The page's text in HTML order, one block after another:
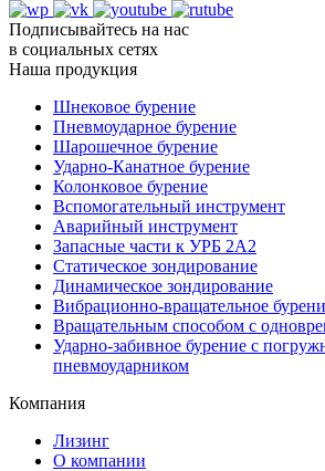
Подписывайтесь на нас
в социальных сетях
Наша продукция
Шнековое бурение
Пневмоударное бурение
Шарошечное бурение
Ударно-Канатное бурение
Колонковое бурение
Вспомогательный инструмент
Аварийный инструмент
Запасные части к УРБ 2А2
Статическое зондирование
Динамическое зондирование
Вибрационно-вращательное
Вращательным способом с
Ударно-забивное бурение с
пневмоударником
Компания
Лизинг
О компании